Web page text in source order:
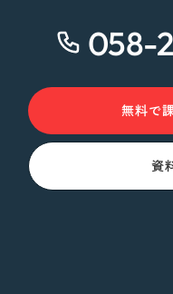
058-
無料で
資